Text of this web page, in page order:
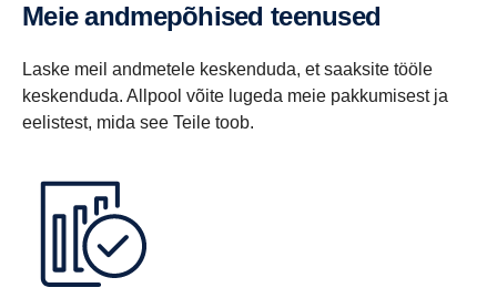
Meie andmepõhised teenused
Laske meil andmetele keskenduda, et saaksite tööle
keskenduda. Allpool võite lugeda meie pakkumisest ja
eelistest, mida see Teile toob.